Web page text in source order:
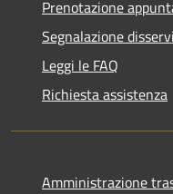
Prenotazione
Segnalazione
Leggi le FAQ
Richiesta assistenza
Amministrazione